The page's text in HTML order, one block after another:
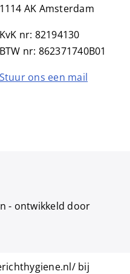
1114 AK Amsterdam
KvK nr: 82194130
BTW nr: 862371740B01
Stuur ons een mail
- ontwikkeld door
bij